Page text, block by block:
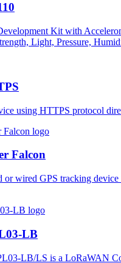
Kit with
Light, Pressure,
using HTTPS protocol
Falcon
or wired GPS tracking
LB
LB/LS is a LoRaWAN